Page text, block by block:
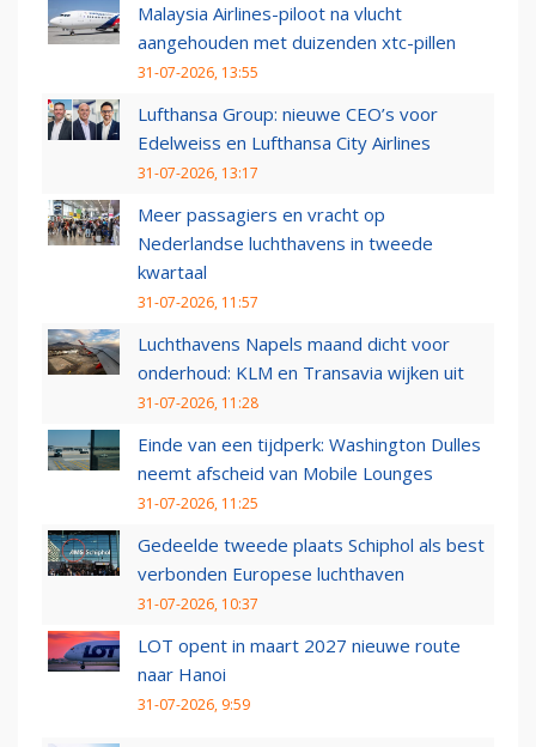
Malaysia Airlines-piloot na vlucht
aangehouden met duizenden xtc-pillen
31-07-2026, 13:55
Lufthansa Group: nieuwe CEO’s voor
Edelweiss en Lufthansa City Airlines
31-07-2026, 13:17
Meer passagiers en vracht op
Nederlandse luchthavens in tweede
kwartaal
31-07-2026, 11:57
Luchthavens Napels maand dicht voor
onderhoud: KLM en Transavia wijken uit
31-07-2026, 11:28
Einde van een tijdperk: Washington Dulles
neemt afscheid van Mobile Lounges
31-07-2026, 11:25
Gedeelde tweede plaats Schiphol als best
verbonden Europese luchthaven
31-07-2026, 10:37
LOT opent in maart 2027 nieuwe route
naar Hanoi
31-07-2026, 9:59